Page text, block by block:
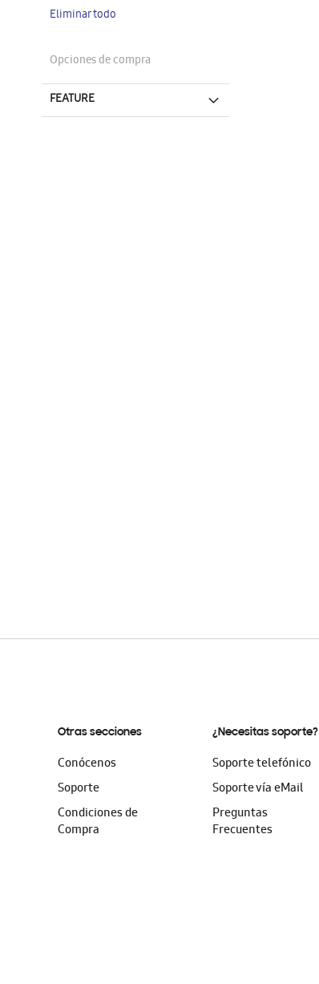
artículo
Eliminar todo
Opciones de compra
FEATURE
Otras secciones
Conócenos
Soporte
Condiciones de
Compra
¿Necesitas soporte?
Soporte telefónico
Soporte vía eMail
Preguntas
Frecuentes